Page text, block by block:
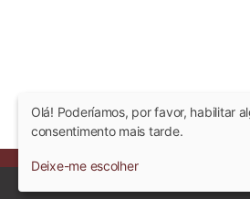
Olá! Poderíamos, por favor, habilitar
consentimento mais tarde.
Deixe-me escolher